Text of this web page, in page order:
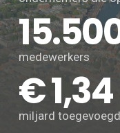
medewerkers
€ 1,34
miljard